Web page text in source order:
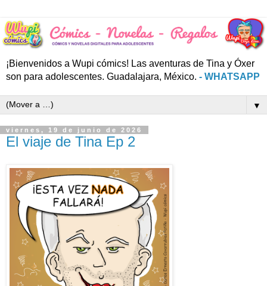
¡Bienvenidos a Wupi cómics! Las aventuras de Tina y Óxer
son para adolescentes. Guadalajara, México. - WHATSAPP
▼
viernes, 19 de junio de 2026
El viaje de Tina Ep 2